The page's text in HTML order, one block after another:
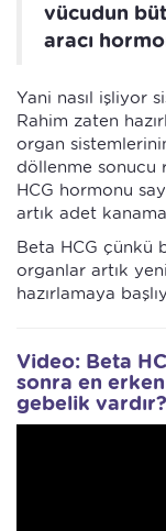
vücudun
aracı
Yani nasıl işliyor
Rahim zaten
organ
döllenme sonucu
HCG hormonu
artık adet
Beta HCG çünkü
organlar artık
hazırlamaya
Video: Beta
sonra en erken
gebelik vardır?